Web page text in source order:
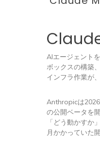
AIエージェント
ボックスの構築
インフラ作業が
Anthropicは
の公開ベータを
「どう動かす
月かかっていた